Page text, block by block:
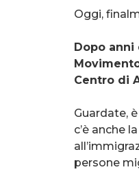
Oggi,
Dopo
Centro di
Guardate,
c’è anche
persone